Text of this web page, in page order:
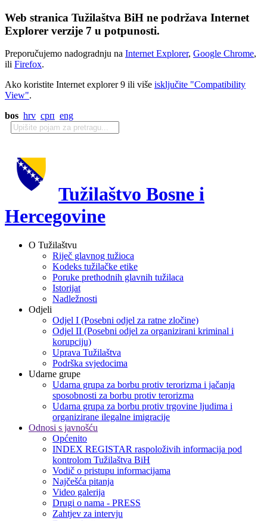
Web stranica Tužilaštva BiH ne podržava Internet
Explorer verzije 7 u potpunosti.
Preporučujemo nadogradnju na Internet Explorer, Google Chrome,
ili Firefox.
Ako koristite Internet explorer 9 ili više isključite "Compatibility
View".
bos hrv срп eng
Tužilaštvo Bosne i
Hercegovine
O Tužilaštvu
Riječ glavnog tužioca
Kodeks tužilačke etike
Poruke prethodnih glavnih tužilaca
Istorijat
Nadležnosti
Odjeli
Odjel I (Posebni odjel za ratne zločine)
Odjel II (Posebni odjel za organizirani kriminal i
korupciju)
Uprava Tužilaštva
Podrška svjedocima
Udarne grupe
Udarna grupa za borbu protiv terorizma i jačanja
sposobnosti za borbu protiv terorizma
Udarna grupa za borbu protiv trgovine ljudima i
organizirane ilegalne imigracije
Odnosi s javnošću
Općenito
INDEX REGISTAR raspoloživih informacija pod
kontrolom Tužilaštva BiH
Vodič o pristupu informacijama
Najčešća pitanja
Video galerija
Drugi o nama - PRESS
Zahtjev za intervju